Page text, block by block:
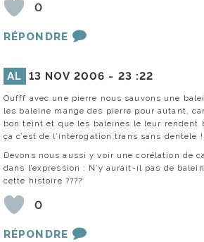
0
RÉPONDRE
AL 13 NOV 2006 - 23 :22
Oufff avec une pierre nous sauvons une
les baleine mange des pierre pour autant,
bon teint et que les baleines le leur rendent
ça c’est de l’intérogation trans sans dentele
Devons nous aussi y voir une corélation de
dans l’expression : N’y aurait-il pas de
cette histoire ????
0
RÉPONDRE